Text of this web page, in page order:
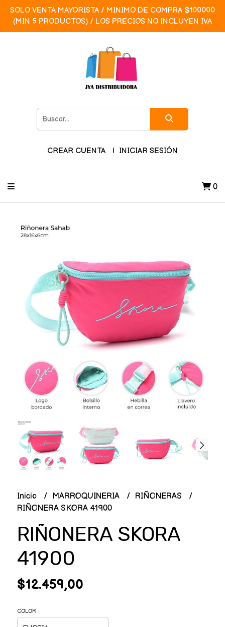
SOLO VENTA MAYORISTA / MINIMO DE COMPRA $100000
(MIN 5 PRODUCTOS) / LOS PRECIOS NO INCLUYEN IVA
CREAR CUENTA INICIAR SESIÓN
0
Inicio MARROQUINERIA
RIÑONERAS
RIÑONERA SKORA 41900
RIÑONERA SKORA
41900
$12.459,00
COLOR